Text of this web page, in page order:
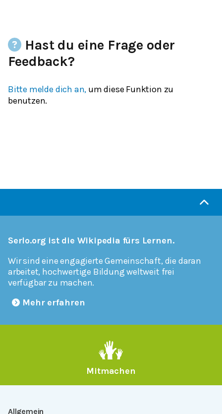
Hast du eine Frage oder
Feedback?
Bitte melde dich an, um diese Funktion zu
benutzen.
Serlo.org ist die Wikipedia fürs Lernen.
Wir sind eine engagierte Gemeinschaft, die daran
arbeitet, hochwertige Bildung weltweit frei
verfügbar zu machen.
Mehr erfahren
Mitmachen
Allgemein